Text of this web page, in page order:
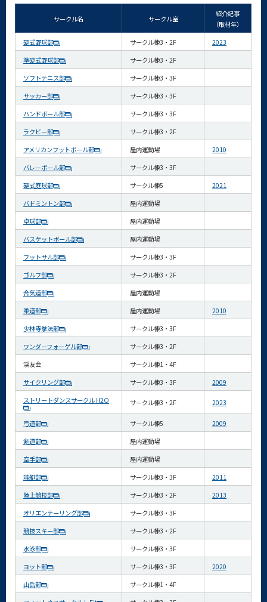
サークル名 サークル室
紹介記事
（取材年）
硬式野球部
サークル棟3・2F
2023
準硬式野球部
サークル棟3・2F
ソフトテニス部
サークル棟3・3F
サッカー部
サークル棟3・3F
ハンドボール部
サークル棟3・3F
ラクビー部
サークル棟3・2F
アメリカンフットボール部
屋内運動場
2010
バレーボール部
サークル棟3・3F
硬式庭球部
サークル棟5
2021
バドミントン部
屋内運動場
卓球部
屋内運動場
バスケットボール部
屋内運動場
フットサル部
サークル棟3・3F
ゴルフ部
サークル棟3・2F
合気道部
屋内運動場
柔道部
屋内運動場
2010
少林寺拳法部
サークル棟3・3F
ワンダーフォーゲル部
サークル棟3・2F
渓友会
サークル棟1・4F
サイクリング部
サークル棟3・3F
2009
ストリートダンスサークル H2O
サークル棟3・2F 2023
弓道部 サークル棟5
2009
剣道部
屋内運動場
空手部
屋内運動場
端艇部
サークル棟3・3F
2011
陸上競技部
サークル棟3・2F
2013
オリエンテーリング部
サークル棟3・3F
競技スキー部
サークル棟3・2F
水泳部
サークル棟3・3F
ヨット部
サークル棟3・3F
2020
山岳部
サークル棟1・4F